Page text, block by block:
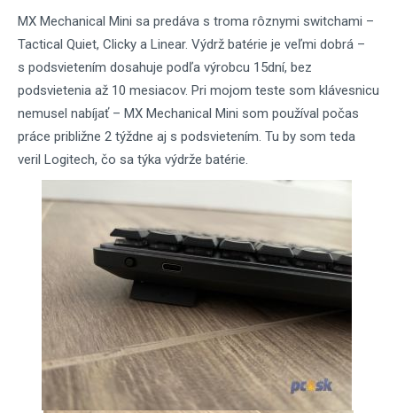
MX Mechanical Mini sa predáva s troma rôznymi switchami –
Tactical Quiet, Clicky a Linear. Výdrž batérie je veľmi dobrá –
s podsvietením dosahuje podľa výrobcu 15dní, bez
podsvietenia až 10 mesiacov. Pri mojom teste som klávesnicu
nemusel nabíjať – MX Mechanical Mini som používal počas
práce približne 2 týždne aj s podsvietením. Tu by som teda
veril Logitech, čo sa týka výdrže batérie.